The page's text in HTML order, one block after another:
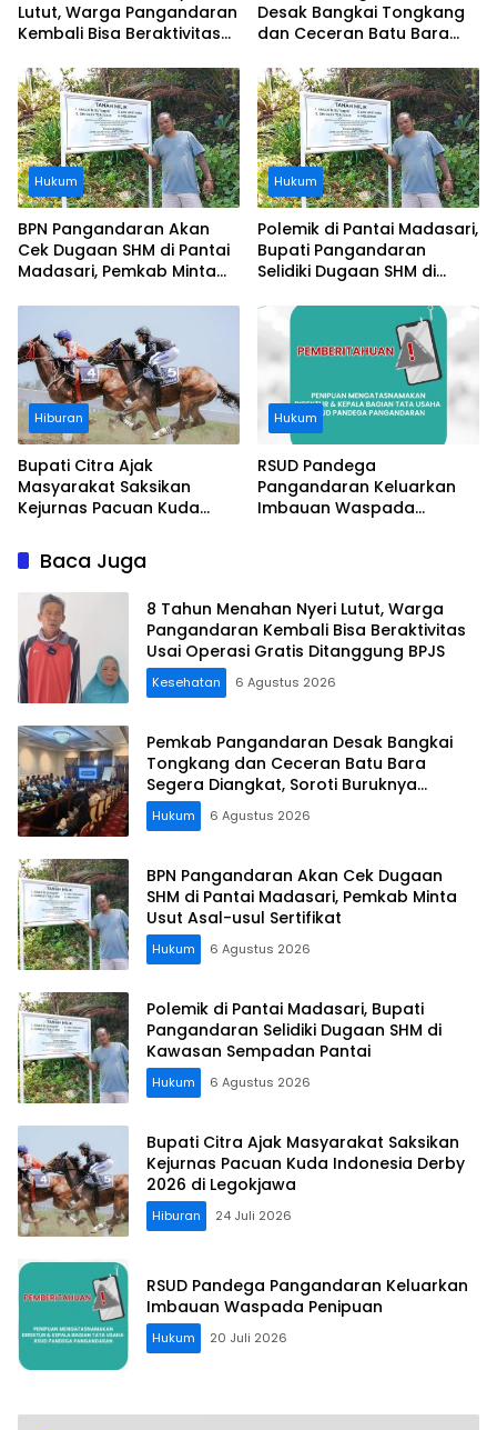
Lutut, Warga Pangandaran
Kembali Bisa Beraktivitas
Ditanggung BPJS
Desak Bangkai Tongkang
dan Ceceran Batu Bara
Buruknya Koordinasi
Perusahaan
Hukum
BPN Pangandaran Akan
Cek Dugaan SHM di Pantai
Madasari, Pemkab Minta
Hukum
Polemik di Pantai Madasari,
Bupati Pangandaran
Selidiki Dugaan SHM di
Pantai
Hiburan
Bupati Citra Ajak
Masyarakat Saksikan
Kejurnas Pacuan Kuda
Legokjawa
Hukum
RSUD Pandega
Pangandaran Keluarkan
Imbauan Waspada
Baca Juga
8 Tahun Menahan Nyeri Lutut, Warga
Pangandaran Kembali Bisa Beraktivitas
Usai Operasi Gratis Ditanggung BPJS
Kesehatan 6 Agustus 2026
Pemkab Pangandaran Desak Bangkai
Tongkang dan Ceceran Batu Bara
Segera Diangkat, Soroti Buruknya
Koordinasi Perusahaan
Hukum 6 Agustus 2026
BPN Pangandaran Akan Cek Dugaan
SHM di Pantai Madasari, Pemkab Minta
Usut Asal-usul Sertifikat
Hukum 6 Agustus 2026
Polemik di Pantai Madasari, Bupati
Pangandaran Selidiki Dugaan SHM di
Kawasan Sempadan Pantai
Hukum 6 Agustus 2026
Bupati Citra Ajak Masyarakat Saksikan
Kejurnas Pacuan Kuda Indonesia Derby
2026 di Legokjawa
Hiburan 24 Juli 2026
RSUD Pandega Pangandaran Keluarkan
Imbauan Waspada Penipuan
Hukum 20 Juli 2026